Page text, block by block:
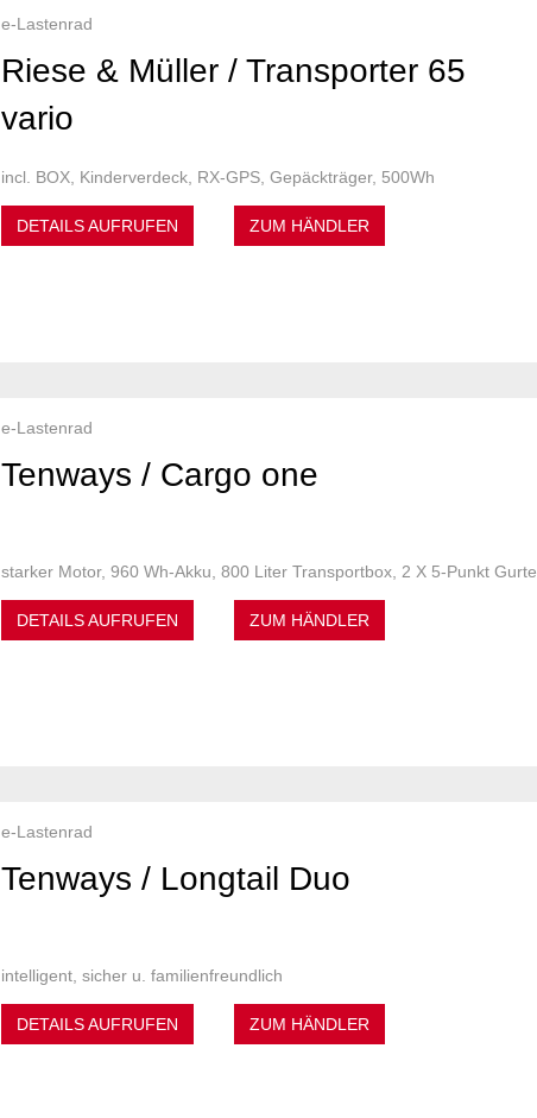
e-Lastenrad
Riese & Müller / Transporter 65
vario
incl. BOX, Kinderverdeck, RX-GPS, Gepäckträger, 500Wh
DETAILS AUFRUFEN ZUM HÄNDLER
e-Lastenrad
Tenways / Cargo one
starker Motor, 960 Wh-Akku, 800 Liter Transportbox, 2 X 5-Punkt Gurte,
DETAILS AUFRUFEN ZUM HÄNDLER
e-Lastenrad
Tenways / Longtail Duo
intelligent, sicher u. familienfreundlich
DETAILS AUFRUFEN ZUM HÄNDLER